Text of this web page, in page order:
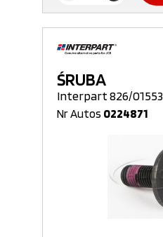
ŚRUBA
Interpart 826/01553
Nr Autos 0224871